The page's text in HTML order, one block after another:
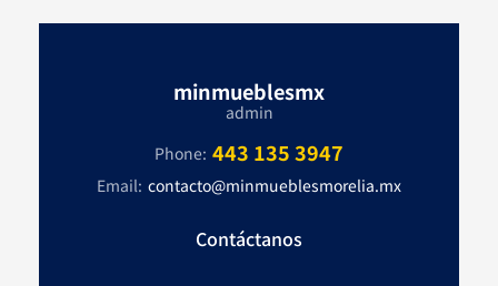
t
minmueblesmx
admin
Phone: 443 135 3947
Email: contacto@minmueblesmorelia.mx
Contáctanos